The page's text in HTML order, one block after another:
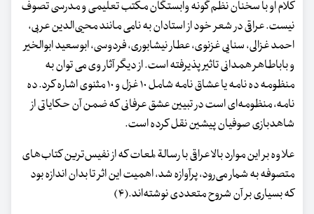
کلام او با سخنان نظم گونه وابستگان مکتب تعلیمی و مدرسی تصوف
نیست. عراقی در شعر خود از استادان به نامی مانند محیی‌الدین عربی،
احمد غزالی، سنایی غزنوی، ‌عطار نیشابوری، فردوسی، ‌ابوسعید ابوالخیر
و باباطاهر همدانی تاثیر پذیرفته است. از دیگر آثار وی می توان به
منظومه ده نامه یا عشاق نامه شامل ۱۰ غزل و ۱۰ مثنوی اشاره کرد. ده
نامه، منظومه‌ای است در تبیین عشق عرفانی که ضمن آن حکایاتی از
شاهدبازی صوفیان پیشین نقل کرده است.
علاوه بر این موارد بالا عراقی با رسالة‌ لمعات که از نفیس‌ترین کتاب‌های
متصوفه به شمار می‌رود، پرآوازه شد، اهمیت این اثر تا بدان اندازه بود
که بسیاری بر آن شروح متعددی نوشته‌اند.(۴)